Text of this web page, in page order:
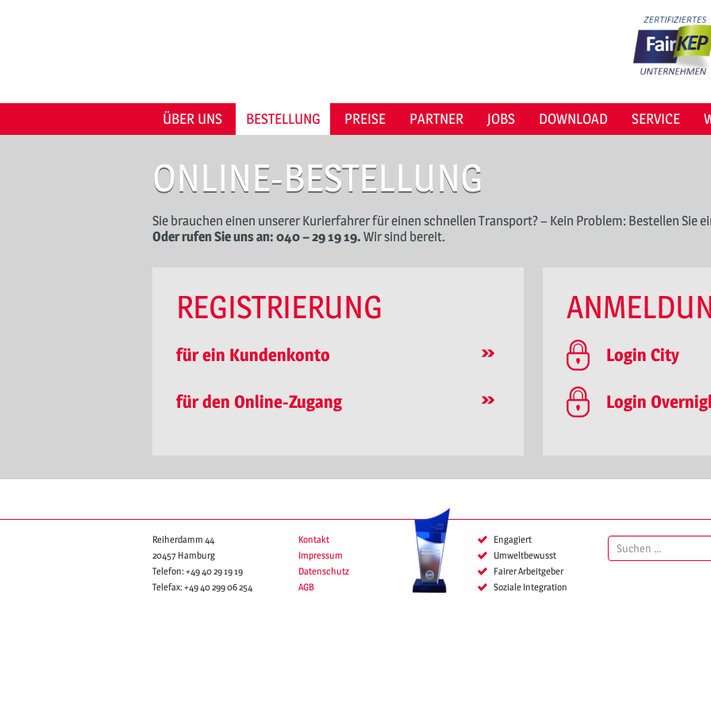
ÜBER UNS BESTELLUNG PREISE PARTNER JOBS DOWNLOAD SERVICE
ONLINE-BESTELLUNG
Sie brauchen einen unserer Kurierfahrer für einen schnellen Transport? – Kein Problem: Bestellen Sie
Oder rufen Sie uns an: 040 – 29 19 19. Wir sind bereit.
REGISTRIERUNG
für ein Kundenkonto
für den Online-Zugang
Login City
Login
Reiherdamm 44
20457 Hamburg
Telefon:+49 40 29 19 19
Telefax:+49 40 299 06 254
Kontakt
Impressum
Datenschutz
AGB
Engagiert
Umweltbewusst
Fairer Arbeitgeber
Soziale Integration
SUCHEN
NACH: